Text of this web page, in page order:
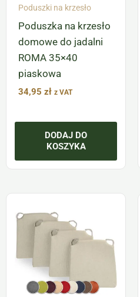
Poduszki na krzesło
Poduszka na krzesło
domowe do jadalni
ROMA 35×40
piaskowa
34,95 zł z VAT
DODAJ DO
KOSZYKA